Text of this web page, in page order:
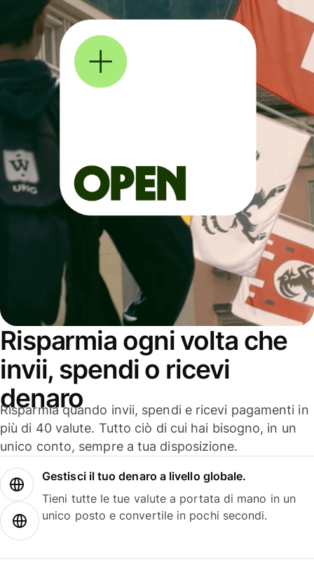
Risparmia ogni volta che
invii, spendi o ricevi
denaro
Risparmia quando invii, spendi e ricevi pagamenti in
più di 40 valute. Tutto ciò di cui hai bisogno, in un
unico conto, sempre a tua disposizione.
Gestisci il tuo denaro a livello globale.
Tieni tutte le tue valute a portata di mano in un
unico posto e convertile in pochi secondi.